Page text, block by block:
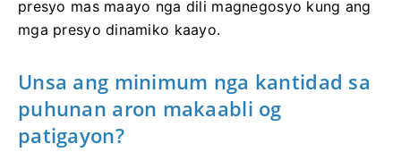
presyo mas maayo nga dili magnegosyo kung ang
mga presyo dinamiko kaayo.
Unsa ang minimum nga kantidad sa
puhunan aron makaabli og
patigayon?